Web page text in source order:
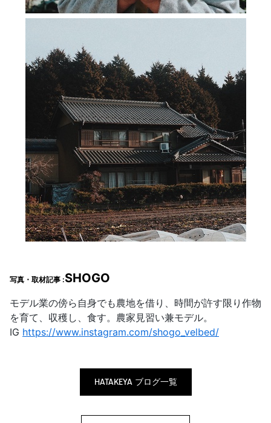
写真・取材記事 :SHOGO
モデル業の傍ら自身でも農地を借り、時間が許す限り作物
を育て、収穫し、食す。農家見習い兼モデル。
IG https://www.instagram.com/shogo_velbed/
HATAKEYA ブログ一覧